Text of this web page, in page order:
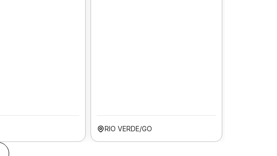
RIO VERDE/GO